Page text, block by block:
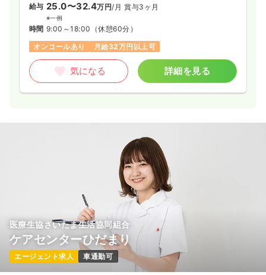
給与 25.0〜32.4万円/月 賞与3ヶ月
※一例
時間 9:00～18:00 （休憩60分）
オンコールあり
月給32万円以上可
気になる 詳細を見る
医療生協さいたま生活協同組合
ケアセンターひだまり
エージェント求人 車通勤可